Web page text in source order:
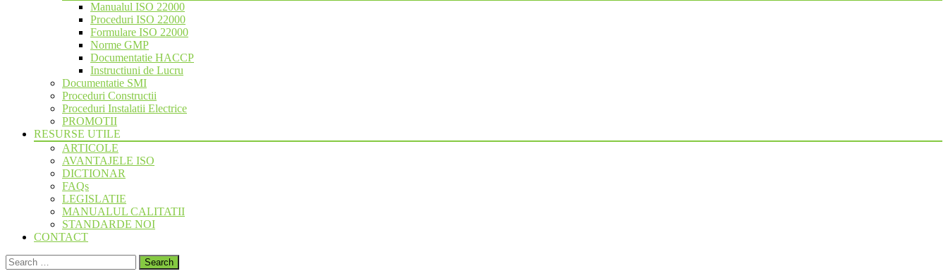
Manualul ISO 22000
Proceduri ISO 22000
Formulare ISO 22000
Norme GMP
Documentatie HACCP
Instructiuni de Lucru
Documentatie SMI
Proceduri Constructii
Proceduri Instalatii Electrice
PROMOTII
RESURSE UTILE
ARTICOLE
AVANTAJELE ISO
DICTIONAR
FAQs
LEGISLATIE
MANUALUL CALITATII
STANDARDE NOI
CONTACT
Search
for: